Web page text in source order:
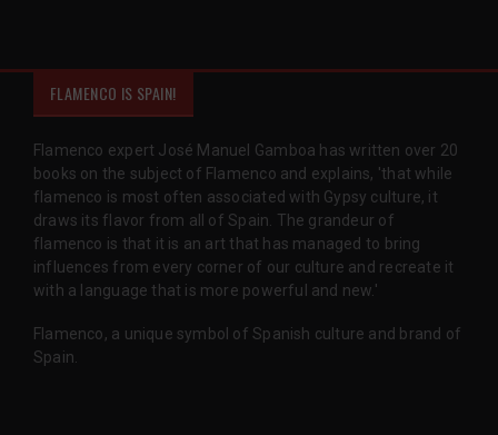
FLAMENCO IS SPAIN!
Flamenco expert José Manuel Gamboa has written over 20
books on the subject of Flamenco and explains, 'that while
flamenco is most often associated with Gypsy culture, it
draws its flavor from all of Spain. The grandeur of
flamenco is that it is an art that has managed to bring
influences from every corner of our culture and recreate it
with a language that is more powerful and new.'
Flamenco, a unique symbol of Spanish culture and brand of
Spain.